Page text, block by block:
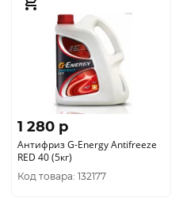
1 280 p
Антифриз G-Energy Antifreeze
RED 40 (5кг)
Код товара: 132177